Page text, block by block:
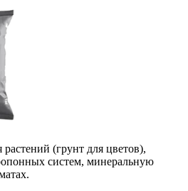
(грунт для цветов),
систем, минеральную